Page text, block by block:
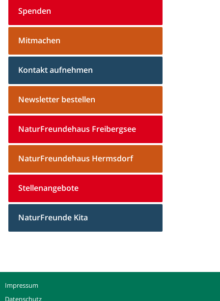
Spenden
Mitmachen
Kontakt aufnehmen
Newsletter bestellen
NaturFreundehaus Freibergsee
NaturFreundehaus Hermsdorf
Stellenangebote
NaturFreunde Kita
Impressum
Datenschutz